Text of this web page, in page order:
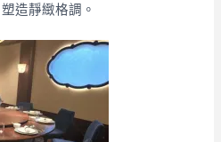
造靜緻格調。